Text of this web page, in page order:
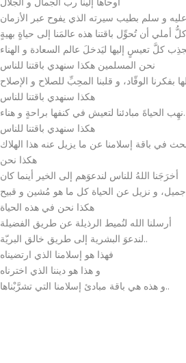
كلُّ أملي أن تُحوِّل باقتنا هذه عالمَنا إلى حياةٍ بهيةٍ
نحن المسلمين هكذا سنهدي باقتنا للناس
هكذا سنهدي باقتنا للناس
و هناء…
هكذا سنهدي باقتنا للناس
هكذا نحن
أخرَجَنا اللهُ للناس لندعوَهم إلى الخير أينما كان
هكذا نحن في هذه الحياة
أرسلنا الله لنُميط الرذيلة عن طريق الفضيلة
لندعوَ البشرية إلى طريق خالق البريّة..
فهذا هو إسلامنا الذي ارتضيناه
و هذا هو ديننا الذي اخترناه
و هذه هي باقة مبادئ إسلامنا التي تشرَّبْناها..